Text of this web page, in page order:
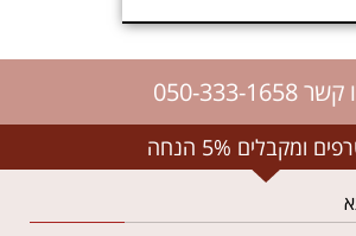
050-333-1658
ומקבלים 5% הנחה